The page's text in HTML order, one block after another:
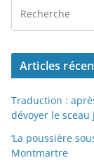
Articles
Traduction :
dévoyer le
‘La poussière
Montmartre